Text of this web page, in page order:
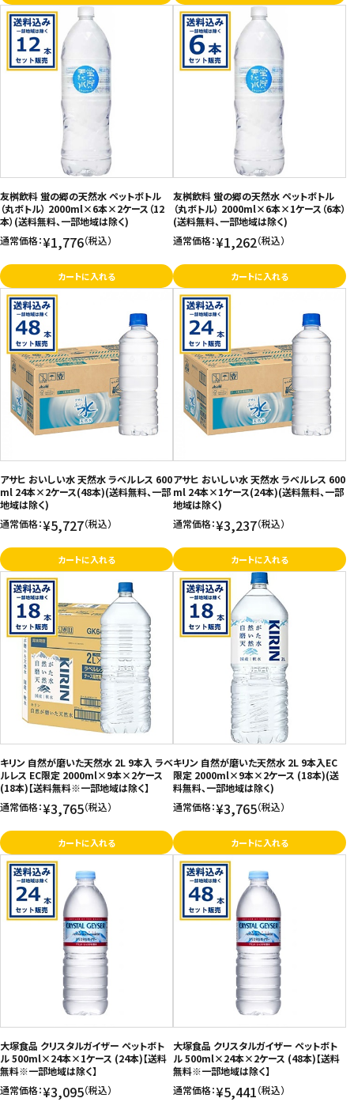
フードロス
ペット用品
SHOP GUIDE
ご利用ガイド
お問い合わせ
特定商取引法表示について
プライバシーポリシー
利用規約
会社概要
友桝飲料 蛍の郷の天然水 ペットボトル
（丸ボトル） 2000ml×6本×2ケース（12
本）(送料無料、一部地域は除く)
通常価格：¥1,776（税込）
カートに入れる
友桝飲料 蛍の郷の天然水 ペットボトル
（丸ボトル） 2000ml×6本×1ケース（6本）
(送料無料、一部地域は除く)
通常価格：¥1,262（税込）
カートに入れる
アサヒ おいしい水 天然水 ラベルレス 600
ml 24本×2ケース(48本)(送料無料、一部
地域は除く)
通常価格：¥5,727（税込）
カートに入れる
アサヒ おいしい水 天然水 ラベルレス 600
ml 24本×1ケース(24本)(送料無料、一部
地域は除く)
通常価格：¥3,237（税込）
カートに入れる
キリン 自然が磨いた天然水 2L 9本入 ラベ
ルレス EC限定 2000ml×9本×2ケース
(18本)【送料無料※一部地域は除く】
通常価格：¥3,765（税込）
カートに入れる
キリン 自然が磨いた天然水 2L 9本入EC
限定 2000ml×9本×2ケース (18本)(送
料無料、一部地域は除く)
通常価格：¥3,765（税込）
カートに入れる
大塚食品 クリスタルガイザー ペットボト
ル 500ml×24本×1ケース (24本)【送料
無料※一部地域は除く】
通常価格：¥3,095（税込）
大塚食品 クリスタルガイザー ペットボト
ル 500ml×24本×2ケース (48本)【送料
無料※一部地域は除く】
通常価格：¥5,441（税込）